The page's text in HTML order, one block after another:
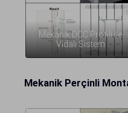
Mekanik DCC Profili ile
Vidalı Sistem
Mekanik Perçinli